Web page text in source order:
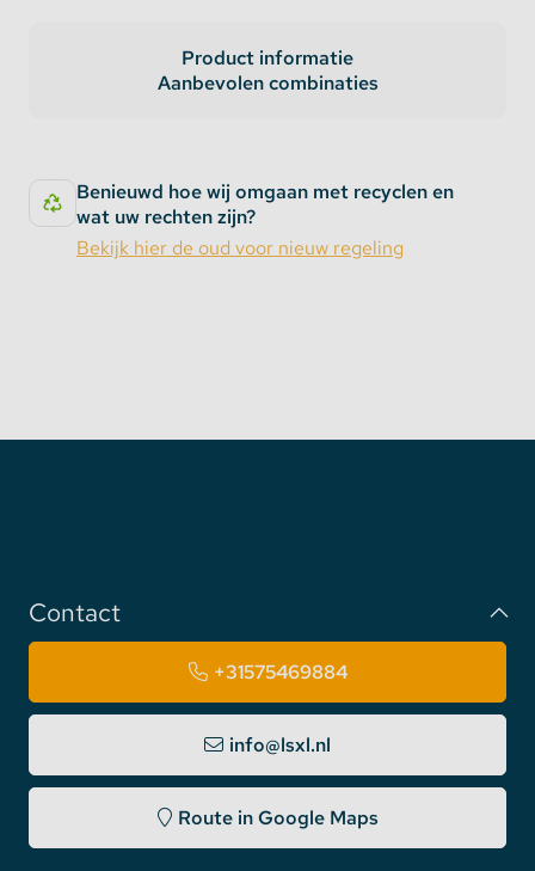
Product informatie
Aanbevolen combinaties
Benieuwd hoe wij omgaan met recyclen en
wat uw rechten zijn?
Bekijk hier de oud voor nieuw regeling
Contact
+31575469884
info@lsxl.nl
Route in Google Maps